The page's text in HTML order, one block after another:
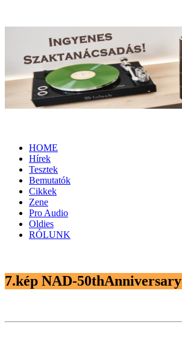
HOME
Hírek
Tesztek
Bemutatók
Cikkek
Zene
Pro Audio
Oldies
RÓLUNK
7.kép NAD-50thAnniversary